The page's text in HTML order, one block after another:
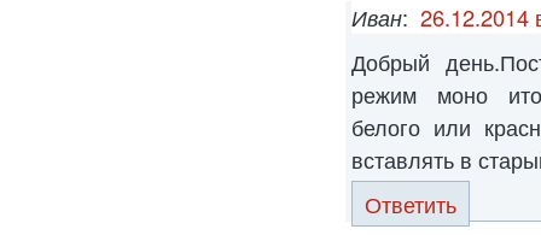
Иван: 26.12.2014
Добрый
режим моно
белого или
вставлять в
Ответить